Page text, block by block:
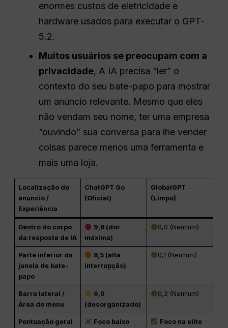
enormes custos de eletricidade e
hardware usados para executar o GPT-
5.2.
Muitos usuários se preocupam com a
privacidade, A IA precisa “ler” o
contexto do seu bate-papo para mostrar
um anúncio relevante. Mesmo que eles
não vendam seu nome, ter uma empresa
“ouvindo” sua conversa para lhe vender
coisas parece menos uma ferramenta e
mais uma loja.
Localização do
anúncio /
Experiência
ChatGPT Go
(Oficial)
GlobalGPT
(Limpo)
Dentro do corpo
da resposta de IA
9,8 (dor
máxima)
0,0 (Nenhum)
Parte inferior da
janela de bate-
papo
8,5 (alta
interrupção)
0,1 (Nenhum)
Barra lateral /
Área do menu
6,0
(desorganizado)
0,2 (Nenhum)
Pontuação geral
Foco baixo Foco na elite